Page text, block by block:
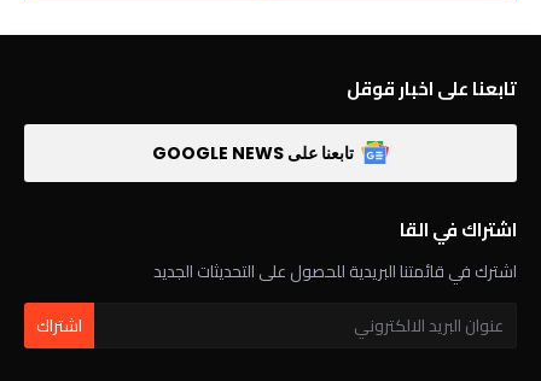
تابعنا على اخبار قوقل
تابعنا على GOOGLE NEWS
اشتراك في القا
اشترك في قائمتنا البريدية للحصول على التحديثات الجديد